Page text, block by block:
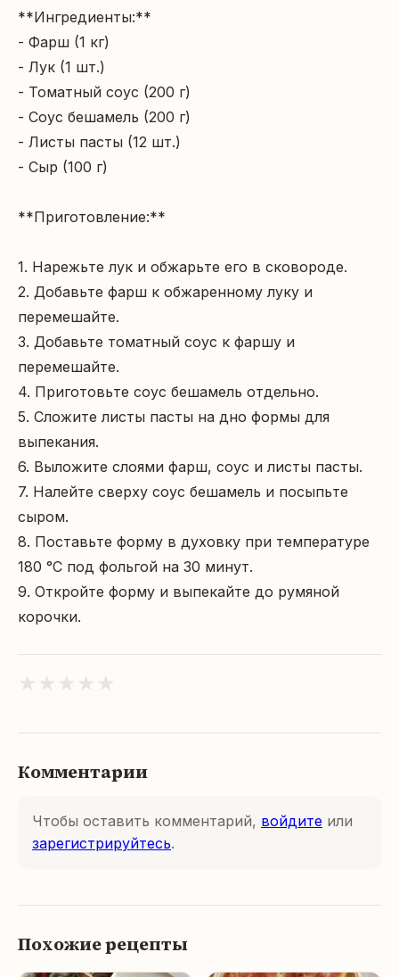
**Ингредиенты:**
- Фарш (1 кг)
- Лук (1 шт.)
- Томатный соус (200 г)
- Соус бешамель (200 г)
- Листы пасты (12 шт.)
- Сыр (100 г)
**Приготовление:**
1. Нарежьте лук и обжарьте его в сковороде.
2. Добавьте фарш к обжаренному луку и
перемешайте.
3. Добавьте томатный соус к фаршу и
перемешайте.
4. Приготовьте соус бешамель отдельно.
5. Сложите листы пасты на дно формы для
выпекания.
6. Выложите слоями фарш, соус и листы пасты.
7. Налейте сверху соус бешамель и посыпьте
сыром.
8. Поставьте форму в духовку при температуре
180 °C под фольгой на 30 минут.
9. Откройте форму и выпекайте до румяной
корочки.
★ ★ ★ ★ ★
Комментарии
Чтобы оставить комментарий, войдите или
зарегистрируйтесь.
Похожие рецепты